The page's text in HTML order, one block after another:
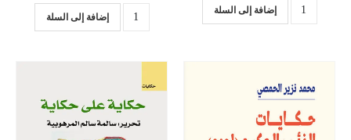
إضافة إلى السلة
إضافة إلى السلة